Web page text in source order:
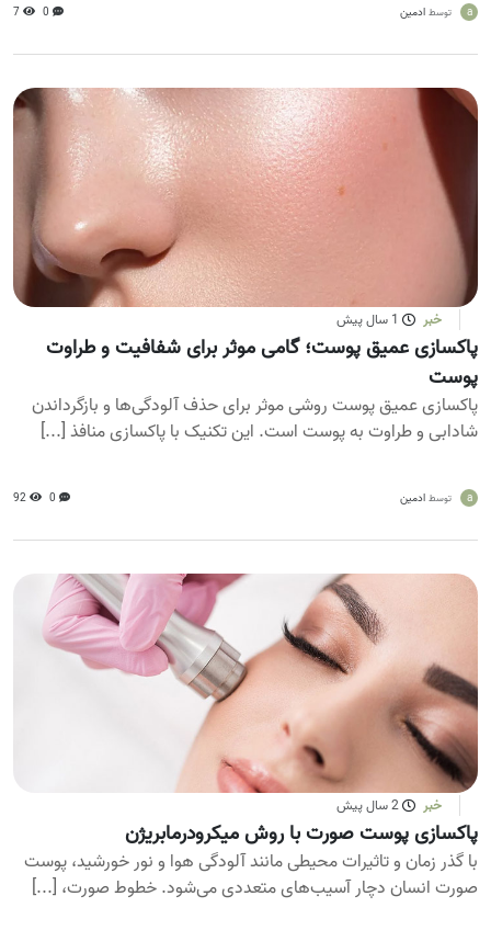
a توسط ادمین 0
7
خبر 1 سال پیش
پاکسازی عمیق پوست؛ گامی موثر برای شفافیت و طراوت
پوست
پاکسازی عمیق پوست روشی موثر برای حذف آلودگی‌ها و بازگرداندن
شادابی و طراوت به پوست است. این تکنیک با پاکسازی منافذ [...]
a توسط ادمین 0
92
خبر 2 سال پیش
پاکسازی پوست صورت با روش میکرودرمابریژن
با گذر زمان و تاثیرات محیطی مانند آلودگی هوا و نور خورشید، پوست
صورت انسان دچار آسیب‌های متعددی می‌شود. خطوط صورت، [...]